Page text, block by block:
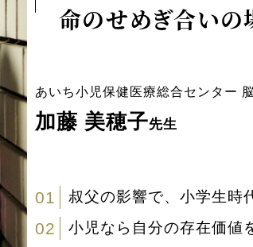
命のせめぎ合いの
あいち小児保健医療総合センター
加藤 美穂子先生
01 叔父の影響で、小学生時
02 小児なら自分の存在価値